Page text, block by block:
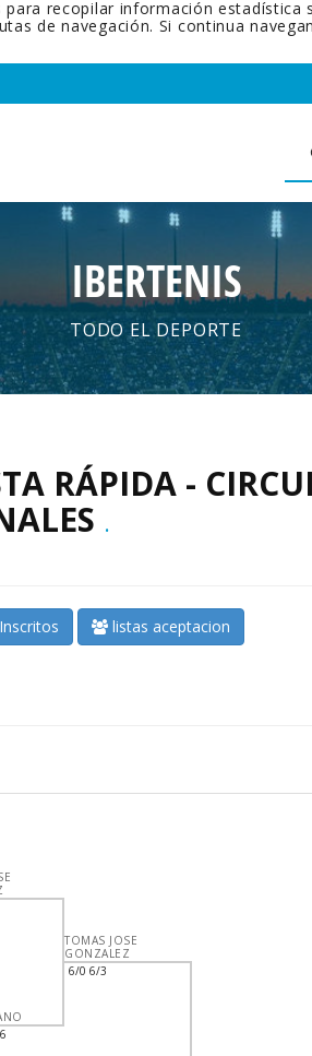
recopilar información estadística
de navegación. Si continua
IBERTENIS
TODO EL DEPORTE
RÁPIDA -
.
Inscritos listas aceptacion
TOMAS JOSE
GONZALEZ
6/0 6/3